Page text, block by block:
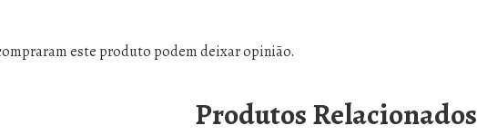
este produto podem deixar opinião.
Produtos Relacionados